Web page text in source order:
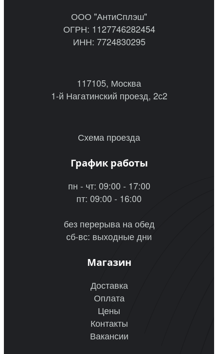
ООО "АнтиСплэш"
ОГРН: 1127746282454
ИНН: 7724830295
117105, Москва
1-й Нагатинский проезд, 2с2
Схема проезда
График работы
пн - чт: 09:00 - 17:00
пт: 09:00 - 16:00
без перерыва на обед
сб-вс: выходные дни
Магазин
Доставка
Оплата
Цены
Контакты
Вакансии